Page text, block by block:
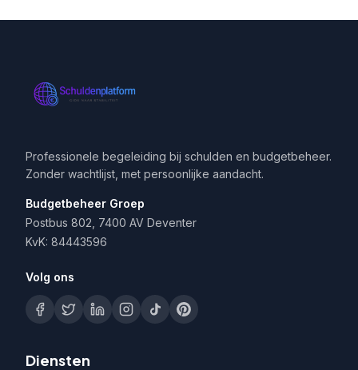
Professionele begeleiding bij schulden en budgetbeheer.
Zonder wachtlijst, met persoonlijke aandacht.
Budgetbeheer Groep
Postbus 802, 7400 AV Deventer
KvK: 84443596
Volg ons
Diensten